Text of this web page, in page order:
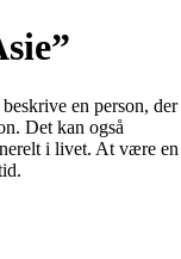
en person, der
Det kan også
i livet. At være en